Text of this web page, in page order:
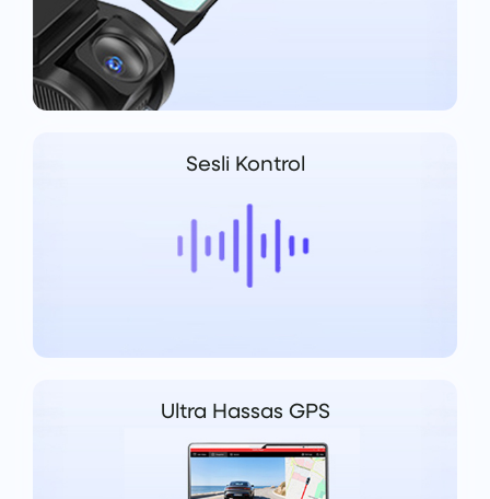
Sesli Kontrol
Ultra Hassas GPS